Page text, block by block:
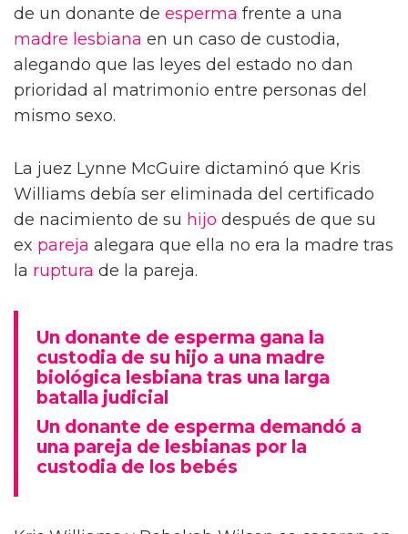
de un donante de esperma frente a una
madre lesbiana en un caso de custodia,
alegando que las leyes del estado no dan
prioridad al matrimonio entre personas del
mismo sexo.
La juez Lynne McGuire dictaminó que Kris
Williams debía ser eliminada del certificado
de nacimiento de su hijo después de que su
ex pareja alegara que ella no era la madre tras
la ruptura de la pareja.
Un donante de esperma gana la
custodia de su hijo a una madre
biológica lesbiana tras una larga
batalla judicial
Un donante de esperma demandó a
una pareja de lesbianas por la
custodia de los bebés